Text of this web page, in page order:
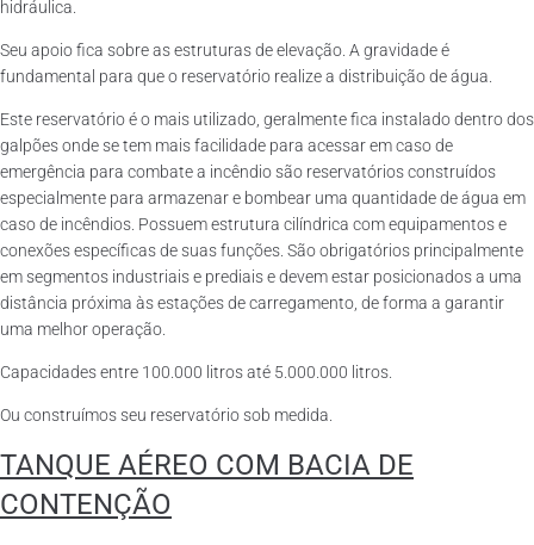
hidráulica.
Seu apoio fica sobre as estruturas de elevação. A gravidade é
fundamental para que o reservatório realize a distribuição de água.
Este reservatório é o mais utilizado, geralmente fica instalado dentro dos
galpões onde se tem mais facilidade para acessar em caso de
emergência para combate a incêndio são reservatórios construídos
especialmente para armazenar e bombear uma quantidade de água em
caso de incêndios. Possuem estrutura cilíndrica com equipamentos e
conexões específicas de suas funções. São obrigatórios principalmente
em segmentos industriais e prediais e devem estar posicionados a uma
distância próxima às estações de carregamento, de forma a garantir
uma melhor operação.
Capacidades entre 100.000 litros até 5.000.000 litros.
Ou construímos seu reservatório sob medida.
TANQUE AÉREO COM BACIA DE
CONTENÇÃO